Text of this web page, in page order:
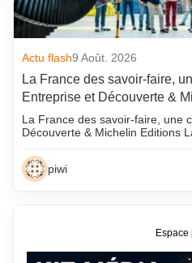
Actu flash9 Août. 2026
La France des savoir-faire,
Entreprise et Découverte &
La France des savoir-faire, une
Découverte & Michelin Editions
piwi
Espace